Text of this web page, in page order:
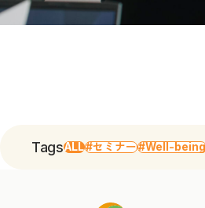
TagsALL#セミナー#Well-being